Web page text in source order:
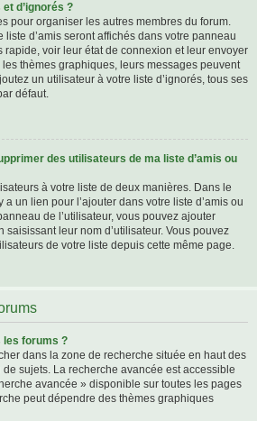
d’ignorés ?
pour organiser les autres membres du forum.
liste d’amis seront affichés dans votre panneau
rapide, voir leur état de connexion et leur envoyer
thèmes graphiques, leurs messages peuvent
un utilisateur à votre liste d’ignorés, tous ses
défaut.
des utilisateurs de ma liste d’amis ou
à votre liste de deux manières. Dans le
un lien pour l’ajouter dans votre liste d’amis ou
de l’utilisateur, vous pouvez ajouter
saisissant leur nom d’utilisateur. Vous pouvez
de votre liste depuis cette même page.
les forums ?
dans la zone de recherche située en haut des
de sujets. La recherche avancée est accessible
avancée » disponible sur toutes les pages
peut dépendre des thèmes graphiques